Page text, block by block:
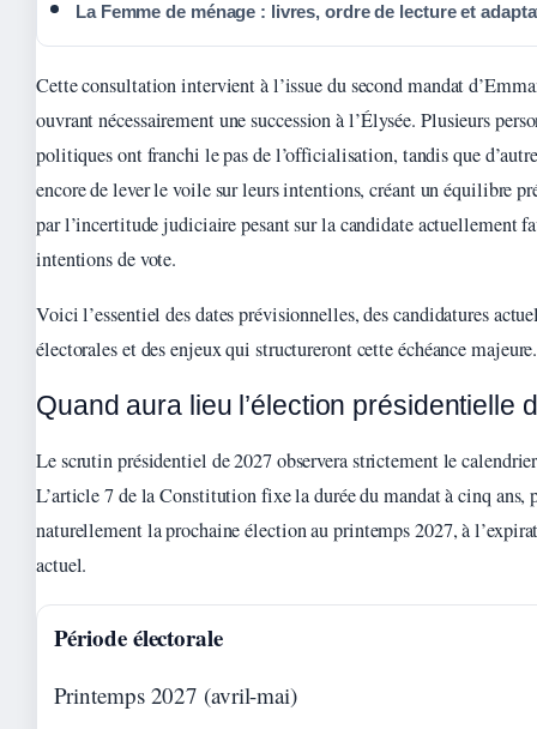
La Femme de ménage : livres, ordre de lecture et
Cette consultation intervient à l’issue du second mandat
ouvrant nécessairement une succession à l’Élysée. Plusieurs
politiques ont franchi le pas de l’officialisation, tandis que
encore de lever le voile sur leurs intentions, créant un équilibre
par l’incertitude judiciaire pesant sur la candidate actuellement
intentions de vote.
Voici l’essentiel des dates prévisionnelles, des candidatures
électorales et des enjeux qui structureront cette échéance majeure.
Quand aura lieu l’élection présidentielle
Le scrutin présidentiel de 2027 observera strictement le
L’article 7 de la Constitution fixe la durée du mandat à cinq ans,
naturellement la prochaine élection au printemps 2027, à
actuel.
Période électorale
Printemps 2027 (avril-mai)